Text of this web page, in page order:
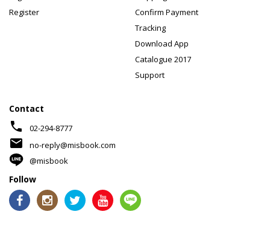
Register
Confirm Payment
Tracking
Download App
Catalogue 2017
Support
Contact
phone 02-294-8777
mail
no-reply@misbook.com
@misbook
Follow